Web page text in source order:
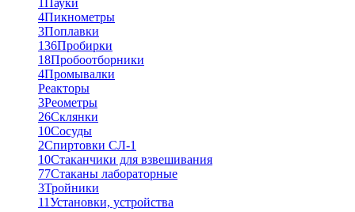
1Пауки
4Пикнометры
3Поплавки
136Пробирки
18Пробоотборники
4Промывалки
Реакторы
3Реометры
26Склянки
10Сосуды
2Спиртовки СЛ-1
10Стаканчики для взвешивания
77Стаканы лабораторные
3Тройники
11Установки, устройства